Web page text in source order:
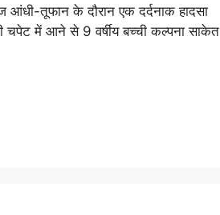
तूफान के दौरान एक दर्दनाक हादसा
चपेट में आने से 9 वर्षीय बच्ची कल्पना साकेत